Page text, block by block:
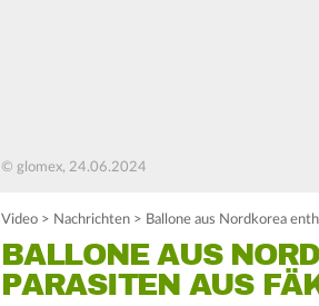
© glomex, 24.06.2024
Video > Nachrichten > Ballone aus Nordkorea
BALLONE AUS
PARASITEN AUS